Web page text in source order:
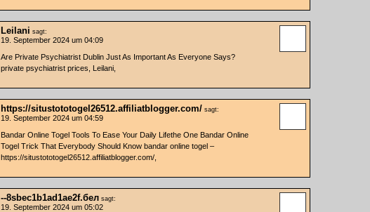
Leilani sagt:
19. September 2024 um 04:09
Are Private Psychiatrist Dublin Just As Important As Everyone Says?
private psychiatrist prices, Leilani,
https://situstototogel26512.affiliatblogger.com/ sagt:
19. September 2024 um 04:59
Bandar Online Togel Tools To Ease Your Daily Lifethe One Bandar Online
Togel Trick That Everybody Should Know bandar online togel –
https://situstototogel26512.affiliatblogger.com/,
--8sbec1b1ad1ae2f.бел sagt:
19. September 2024 um 05:02